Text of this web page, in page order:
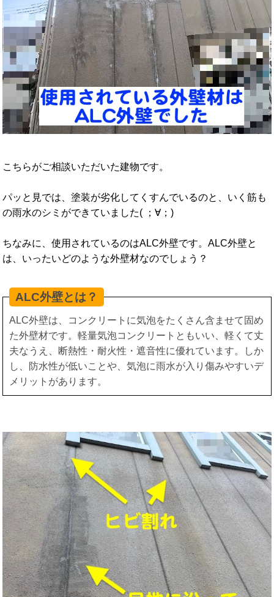
こちらがご相談いただいた建物です。
パッと見では、塗装が劣化してくすんでいるのと、いく筋も
の雨水のシミができていました( ；∀；)
ちなみに、使用されているのはALC外壁です。ALC外壁と
は、いったいどのような外壁材なのでしょう？
ALC外壁とは？
ALC外壁は、コンクリートに気泡をたくさん含ませて固め
た外壁材です。軽量気泡コンクリートともいい、軽くて丈
夫なうえ、断熱性・耐火性・遮音性に優れています。しか
し、防水性が低いことや、気泡に雨水が入り傷みやすいデ
メリットがあります。